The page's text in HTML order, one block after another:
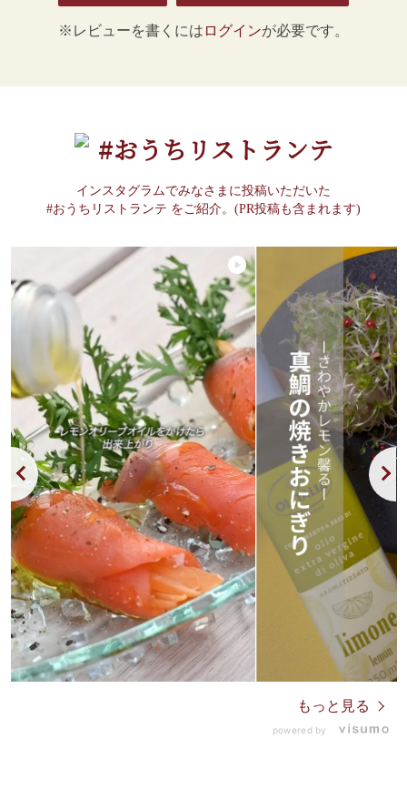
※レビューを書くには ログインが必要です。
#おうちリストランテ
インスタグラムでみなさまに投稿いただいた
#おうちリストランテ をご紹介。(PR投稿も含まれます)
もっと見る
powered by